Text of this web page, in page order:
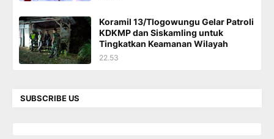
Koramil 13/Tlogowungu Gelar Patroli
KDKMP dan Siskamling untuk
Tingkatkan Keamanan Wilayah
22.53
SUBSCRIBE US